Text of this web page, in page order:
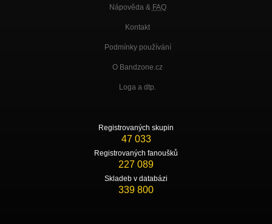
Nápověda & FAQ
Kontakt
Podmínky používání
O Bandzone.cz
Loga a dtp.
Registrovaných skupin
47 033
Registrovaných fanoušků
227 089
Skladeb v databázi
339 800